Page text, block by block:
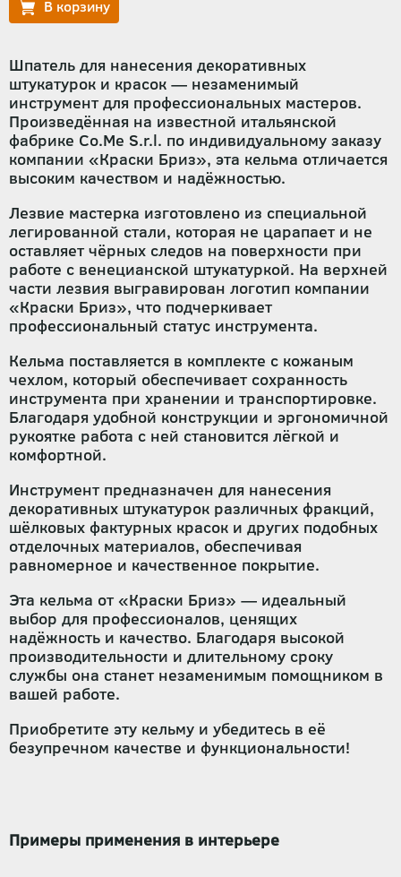
Шпатель для нанесения декоративных
штукатурок и красок — незаменимый
инструмент для профессиональных мастеров.
Произведённая на известной итальянской
фабрике Co.Me S.r.l. по индивидуальному заказу
компании «Краски Бриз», эта кельма отличается
высоким качеством и надёжностью.
Лезвие мастерка изготовлено из специальной
легированной стали, которая не царапает и не
оставляет чёрных следов на поверхности при
работе с венецианской штукатуркой. На верхней
части лезвия выгравирован логотип компании
«Краски Бриз», что подчеркивает
профессиональный статус инструмента.
Кельма поставляется в комплекте с кожаным
чехлом, который обеспечивает сохранность
инструмента при хранении и транспортировке.
Благодаря удобной конструкции и эргономичной
рукоятке работа с ней становится лёгкой и
комфортной.
Инструмент предназначен для нанесения
декоративных штукатурок различных фракций,
шёлковых фактурных красок и других подобных
отделочных материалов, обеспечивая
равномерное и качественное покрытие.
Эта кельма от «Краски Бриз» — идеальный
выбор для профессионалов, ценящих
надёжность и качество. Благодаря высокой
производительности и длительному сроку
службы она станет незаменимым помощником в
вашей работе.
Приобретите эту кельму и убедитесь в её
безупречном качестве и функциональности!
Примеры применения в интерьере